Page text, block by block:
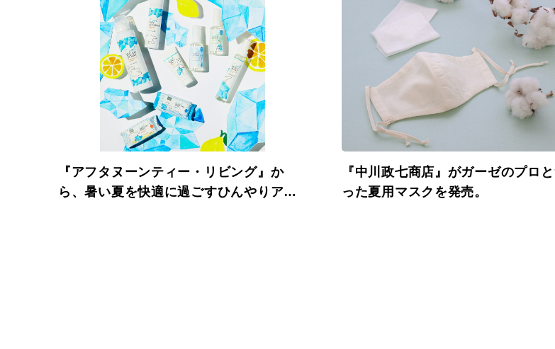
『アフタヌーンティー・リビング』か
ら、暑い夏を快適に過ごすひんやりアイ
『中川政七商店』がガーゼのプロと
った夏用マスクを発売。